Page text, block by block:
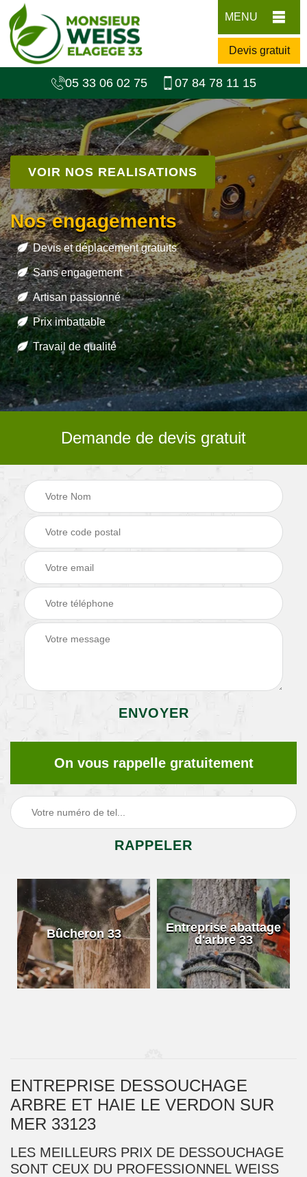
MENU
Devis gratuit
05 33 06 02 75 07 84 78 11 15
VOIR NOS REALISATIONS
Nos engagements
Devis et déplacement gratuits
Sans engagement
Artisan passionné
Prix imbattable
Travail de qualité
Demande de devis gratuit
On vous rappelle gratuitement
Bûcheron 33
Entreprise abattage
d'arbre 33
ENTREPRISE DESSOUCHAGE
ARBRE ET HAIE LE VERDON SUR
MER 33123
LES MEILLEURS PRIX DE DESSOUCHAGE
SONT CEUX DU PROFESSIONNEL WEISS